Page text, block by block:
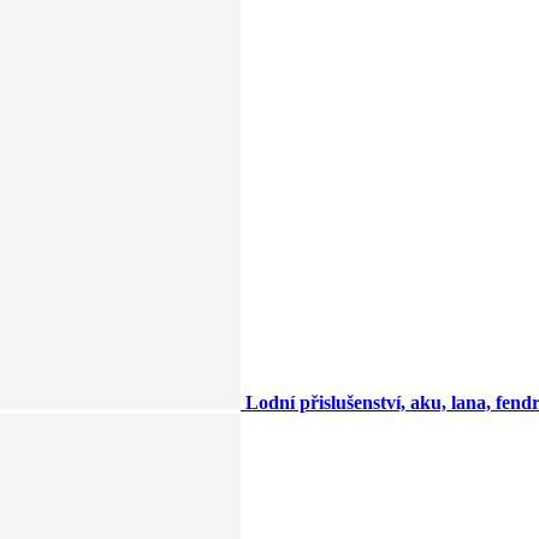
Lodní přislušenství, aku, lana,